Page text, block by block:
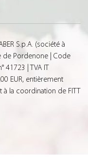
S.p.A. (société à
Pordenone | Code
41723 | TVA IT
EUR, entièrement
la coordination de FITT